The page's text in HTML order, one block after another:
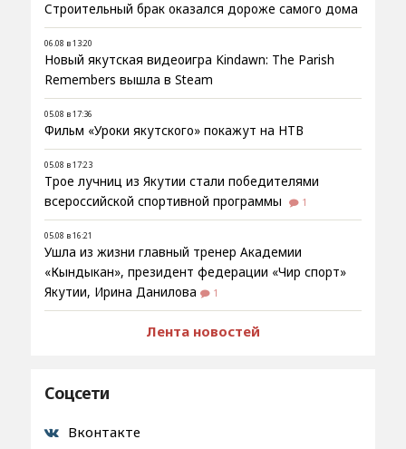
Строительный брак оказался дороже самого дома
06.08 в 13:20
Новый якутская видеоигра Kindawn: The Parish
Remembers вышла в Steam
05.08 в 17:36
Фильм «Уроки якутского» покажут на НТВ
05.08 в 17:23
Трое лучниц из Якутии стали победителями
всероссийской спортивной программы
1
05.08 в 16:21
Ушла из жизни главный тренер Академии
«Кындыкан», президент федерации «Чир спорт»
Якутии, Ирина Данилова
1
Лента новостей
Соцсети
Вконтакте